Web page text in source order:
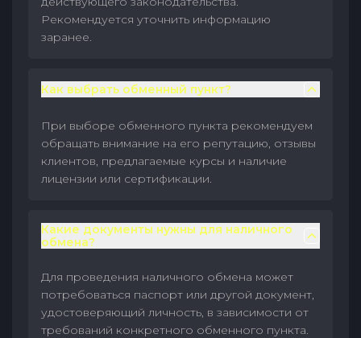
Рекомендуется уточнить информацию
заранее.
Как выбрать обменный пункт?
При выборе обменного пункта рекомендуем
обращать внимание на его репутацию, отзывы
клиентов, предлагаемые курсы и наличие
лицензии или сертификации.
Какие документы нужны для наличного
обмена?
Для проведения наличного обмена может
потребоваться паспорт или другой документ,
удостоверяющий личность, в зависимости от
требований конкретного обменного пункта.